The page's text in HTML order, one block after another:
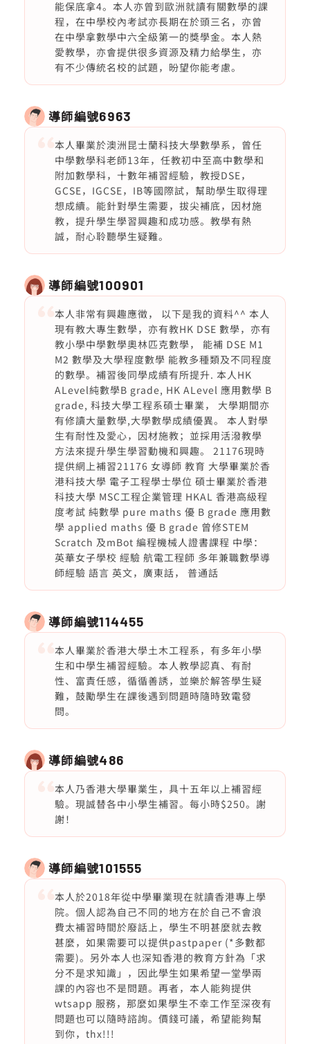
能保底拿4。本人亦曾到歐洲就讀有關數學的課
程，在中學校內考試亦長期在於頭三名，亦曾
在中學拿數學中六全級第一的獎學金。本人熱
愛教學，亦會提供很多資源及精力給學生，亦
有不少傳統名校的試題，昐望你能考慮。
導師編號6963
本人畢業於澳洲昆士蘭科技大學數學系，曾任
中學數學科老師13年，任教初中至高中數學和
附加數學科，十數年補習經驗，教授DSE，
GCSE，IGCSE，IB等國際試，幫助學生取得理
想成續。能針對學生需要，拔尖補底，因材施
教，提升學生學習興趣和成功感。教學有熱
誠，耐心聆聽學生疑難。
導師編號100901
本人非常有興趣應徵， 以下是我的資料^^ 本人
現有教大專生數學，亦有教HK DSE 數學，亦有
教小學中學數學奧林匹克數學， 能補 DSE M1
M2 數學及大學程度數學 能教多種類及不同程度
的數學。補習後同學成績有所提升. 本人HK
ALevel純數學B grade, HK ALevel 應用數學 B
grade, 科技大學工程系碩士畢業， 大學期間亦
有修讀大量數學,大學數學成績優異。 本人對學
生有耐性及愛心，因材施教；並採用活潑教學
方法來提升學生學習動機和興趣。 21176現時
提供網上補習21176 女導師 教育 大學畢業於香
港科技大學 電子工程學士學位 碩士畢業於香港
科技大學 MSC工程企業管理 HKAL 香港高級程
度考試 純數學 pure maths 優 B grade 應用數
學 applied maths 優 B grade 曾修STEM
Scratch 及mBot 編程機械人證書課程 中學：
英華女子學校 經驗 航電工程師 多年兼職數學導
師經驗 語言 英文，廣東話， 普通話
導師編號114455
本人畢業於香港大學土木工程系，有多年小學
生和中學生補習經驗。本人教學認真、有耐
性、富責任感，循循善誘，並樂於解答學生疑
難，鼓勵學生在課後遇到問題時隨時致電發
問。
導師編號486
本人乃香港大學畢業生，具十五年以上補習經
驗。現誠替各中小學生補習。每小時$250。謝
謝！
導師編號101555
本人於2018年從中學畢業現在就讀香港專上學
院。個人認為自己不同的地方在於自己不會浪
費太補習時間於廢話上，學生不明甚麼就去教
甚麼，如果需要可以提供pastpaper (*多數都
需要)。另外本人也深知香港的教育方針為「求
分不是求知識」，因此學生如果希望一堂學兩
課的內容也不是問題。再者，本人能夠提供
wtsapp 服務，那麼如果學生不幸工作至深夜有
問題也可以隨時諮詢。價錢可議，希望能夠幫
到你，thx!!!